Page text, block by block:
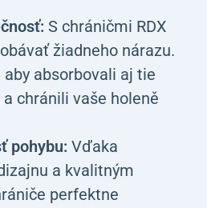
S chráničmi RDX
žiadneho nárazu.
absorbovali aj tie
chránili vaše holeně
pohybu: Vďaka
a kvalitným
perfektne